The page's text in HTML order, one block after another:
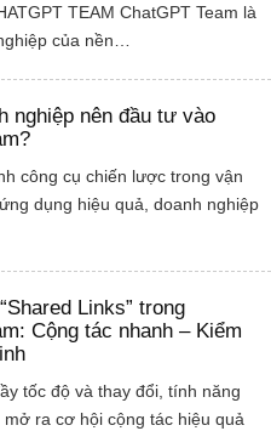
TEAM ChatGPT Team là
của nền…
nghiệp nên đầu tư vào
công cụ chiến lược trong vận
dụng hiệu quả, doanh nghiệp
Links” trong
Cộng tác nhanh – Kiểm
tốc độ và thay đổi, tính năng
ra cơ hội cộng tác hiệu quả